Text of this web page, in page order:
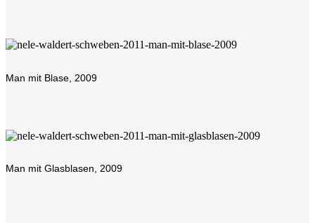
Man mit Blase, 2009
Man mit Glasblasen, 2009